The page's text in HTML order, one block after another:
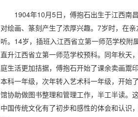
1904年10月5日，傅抱石出生于江西南
对绘画、篆刻产生了浓厚兴趣。7岁时，在
听。14岁，插班入江西省立第一师范学校
直升江西省立第一师范学校预科。同年秋天
庭生活更加拮据，傅抱石开始了课余卖画鬻
本科一年级，次年转入艺术科一年级，开始
馆协助做图书整理和管理工作，半工半读。
中国传统文化有了初步和感性的体会和认识